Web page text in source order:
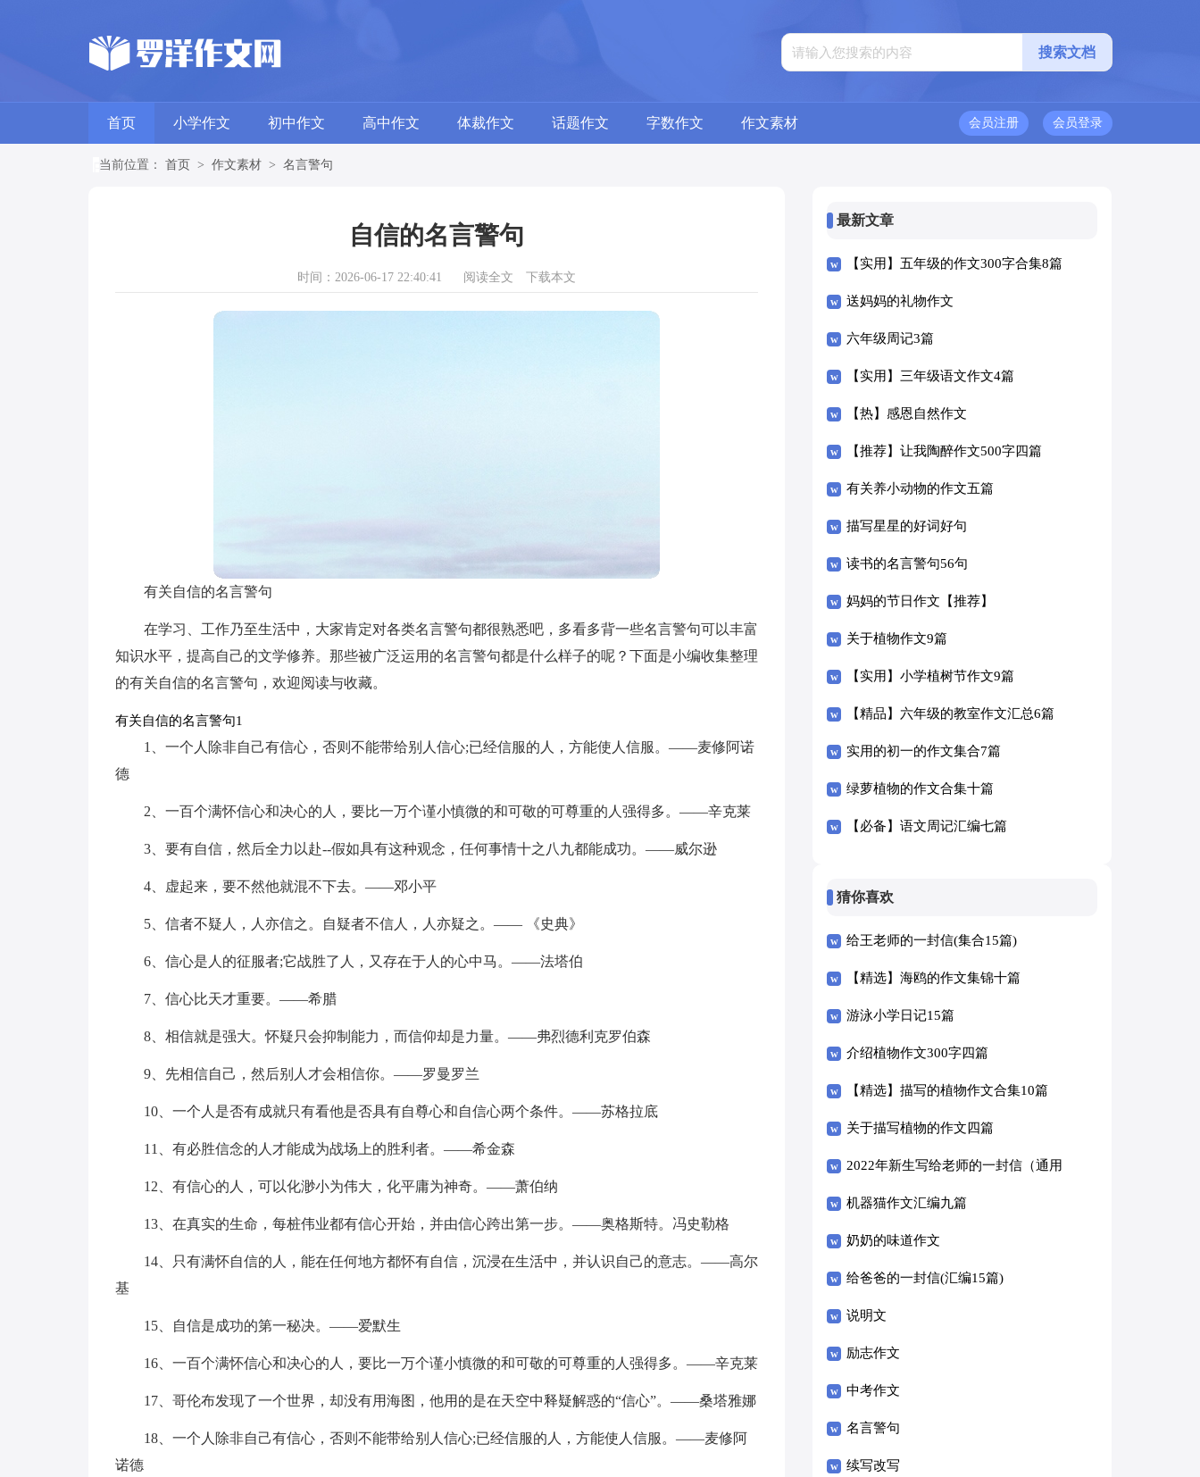
首页 小学作文 初中作文 高中作文 体裁作文 话题作文 字数作文 作文素材 会员登录
会员注册
当前位置： 首页 > 作文素材 > 名言警句
自信的名言警句
时间：2026-06-17 22:40:41 阅读全文 下载本文
有关自信的名言警句
在学习、工作乃至生活中，大家肯定对各类名言警句都很熟悉吧，多看多背一些名言警句可以丰富
知识水平，提高自己的文学修养。那些被广泛运用的名言警句都是什么样子的呢？下面是小编收集整理
的有关自信的名言警句，欢迎阅读与收藏。
有关自信的名言警句1
1、一个人除非自己有信心，否则不能带给别人信心;已经信服的人，方能使人信服。——麦修阿诺
德
2、一百个满怀信心和决心的人，要比一万个谨小慎微的和可敬的可尊重的人强得多。——辛克莱
3、要有自信，然后全力以赴--假如具有这种观念，任何事情十之八九都能成功。——威尔逊
4、虚起来，要不然他就混不下去。——邓小平
5、信者不疑人，人亦信之。自疑者不信人，人亦疑之。—— 《史典》
6、信心是人的征服者;它战胜了人，又存在于人的心中马。——法塔伯
7、信心比天才重要。——希腊
8、相信就是强大。怀疑只会抑制能力，而信仰却是力量。——弗烈德利克罗伯森
9、先相信自己，然后别人才会相信你。——罗曼罗兰
10、一个人是否有成就只有看他是否具有自尊心和自信心两个条件。——苏格拉底
11、有必胜信念的人才能成为战场上的胜利者。——希金森
12、有信心的人，可以化渺小为伟大，化平庸为神奇。——萧伯纳
13、在真实的生命，每桩伟业都有信心开始，并由信心跨出第一步。——奥格斯特。冯史勒格
14、只有满怀自信的人，能在任何地方都怀有自信，沉浸在生活中，并认识自己的意志。——高尔
基
15、自信是成功的第一秘决。——爱默生
16、一百个满怀信心和决心的人，要比一万个谨小慎微的和可敬的可尊重的人强得多。——辛克莱
17、哥伦布发现了一个世界，却没有用海图，他用的是在天空中释疑解惑的“信心”。——桑塔雅娜
18、一个人除非自己有信心，否则不能带给别人信心;已经信服的人，方能使人信服。——麦修阿
诺德
最新文章
【实用】五年级的作文300字合集8篇
送妈妈的礼物作文
六年级周记3篇
【实用】三年级语文作文4篇
【热】感恩自然作文
【推荐】让我陶醉作文500字四篇
有关养小动物的作文五篇
描写星星的好词好句
读书的名言警句56句
妈妈的节日作文【推荐】
关于植物作文9篇
【实用】小学植树节作文9篇
【精品】六年级的教室作文汇总6篇
实用的初一的作文集合7篇
绿萝植物的作文合集十篇
【必备】语文周记汇编七篇
猜你喜欢
给王老师的一封信(集合15篇)
【精选】海鸥的作文集锦十篇
游泳小学日记15篇
介绍植物作文300字四篇
【精选】描写的植物作文合集10篇
关于描写植物的作文四篇
2022年新生写给老师的一封信（通用
8篇）
机器猫作文汇编九篇
奶奶的味道作文
给爸爸的一封信(汇编15篇)
说明文
励志作文
中考作文
名言警句
续写改写